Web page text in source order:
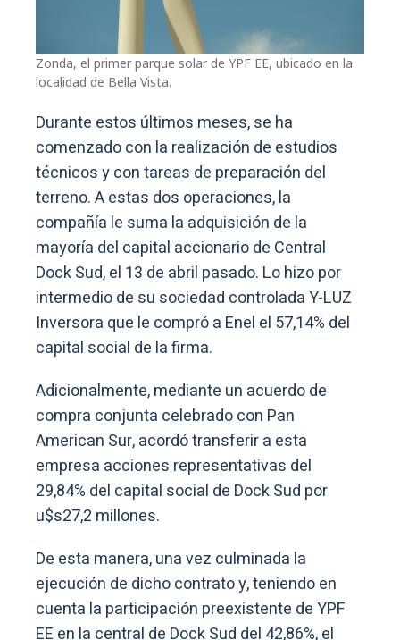
Zonda, el primer parque solar de YPF EE, ubicado en la
localidad de Bella Vista.
Durante estos últimos meses, se ha
comenzado con la realización de estudios
técnicos y con tareas de preparación del
terreno. A estas dos operaciones, la
compañía le suma la adquisición de la
mayoría del capital accionario de Central
Dock Sud, el 13 de abril pasado. Lo hizo por
intermedio de su sociedad controlada Y-LUZ
Inversora que le compró a Enel el 57,14% del
capital social de la firma.
Adicionalmente, mediante un acuerdo de
compra conjunta celebrado con Pan
American Sur, acordó transferir a esta
empresa acciones representativas del
29,84% del capital social de Dock Sud por
u$s27,2 millones.
De esta manera, una vez culminada la
ejecución de dicho contrato y, teniendo en
cuenta la participación preexistente de YPF
EE en la central de Dock Sud del 42,86%, el